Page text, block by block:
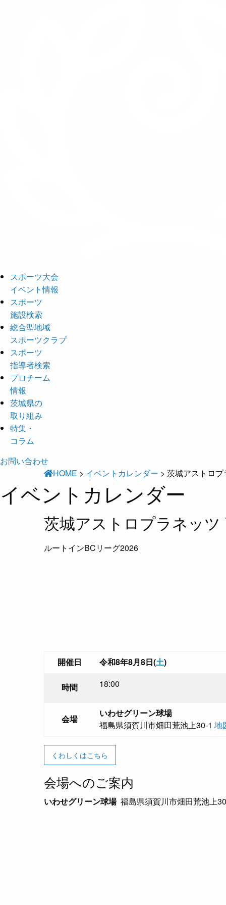
スポーツ大会
イベント情報
スポーツ
施設検索
総合型地域
スポーツクラブ
スポーツ
指導者検索
プロチーム
情報
茨城県の
取り組み
特集・
コラム
お問い合わせ
HOME > イベントカレンダー > 茨城アストロ
イベントカレンダー
茨城アストロプラネッ
ルートインBCリーグ2026
開催日 令和8年8月8日(土)
時間 18:00
会場
いわせグリーン球場
福島県須賀川市畑田荒池上30-1 地
くわしくはこちら
会場へのご案内
いわせグリーン球場福島県須賀川市畑田荒池上